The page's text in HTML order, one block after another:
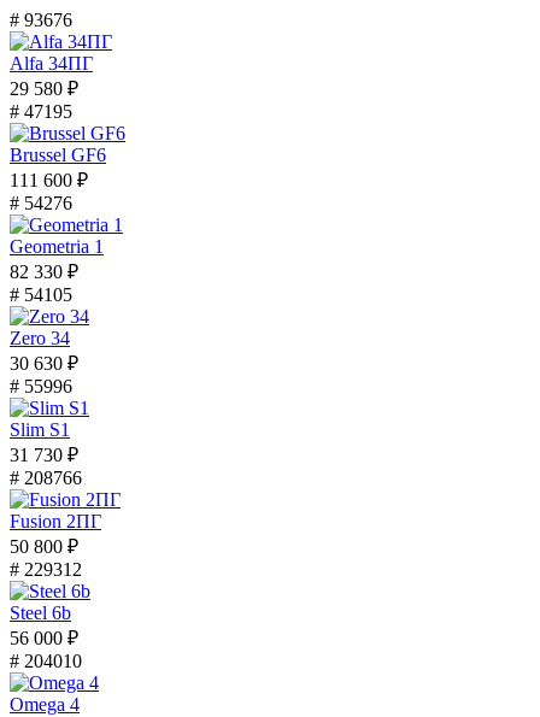
# 93676
Alfa 34ПГ
29 580 ₽
# 47195
Brussel GF6
111 600 ₽
# 54276
Geometria 1
82 330 ₽
# 54105
Zero 34
30 630 ₽
# 55996
Slim S1
31 730 ₽
# 208766
Fusion 2ПГ
50 800 ₽
# 229312
Steel 6b
56 000 ₽
# 204010
Omega 4